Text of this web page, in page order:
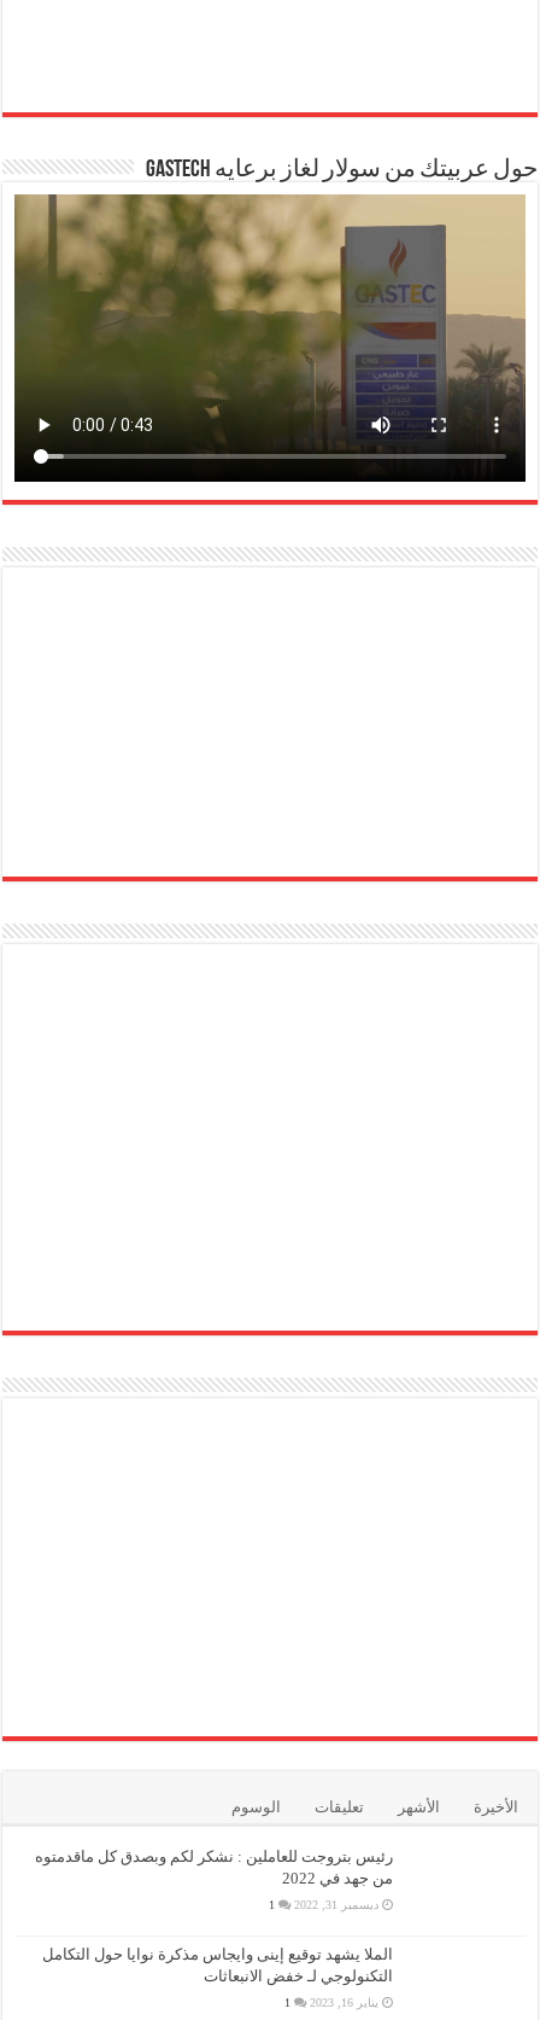
حول عربيتك من سولار لغاز برعايه GASTECH
الأخيرة الأشهر تعليقات الوسوم
رئيس بتروجت للعاملين : نشكر لكم وبصدق كل ماقدمتوه
من جهد في 2022
ديسمبر 31, 2022 1
الملا يشهد توقيع إينى وايجاس مذكرة نوايا حول التكامل
التكنولوجي لـ خفض الانبعاثات
يناير 16, 2023 1